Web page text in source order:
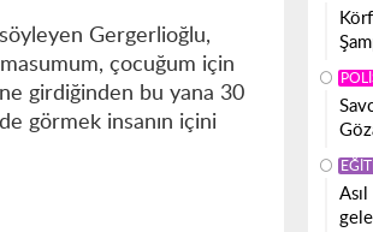
Gergerlioğlu,
çocuğum için
girdiğinden bu yana 30
görmek insanın içini